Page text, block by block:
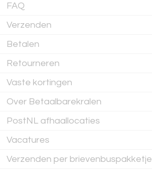
FAQ
Verzenden
Betalen
Retourneren
Vaste kortingen
Over Betaalbarekralen
PostNL afhaallocaties
Vacatures
Verzenden per brievenbuspakketje